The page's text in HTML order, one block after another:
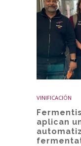
VINIFICACIÓN
aplican